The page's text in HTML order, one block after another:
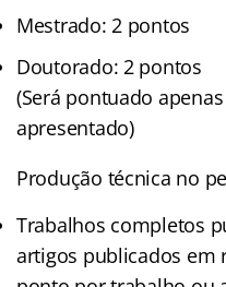
Mestrado: 2 pontos
Doutorado: 2 pontos
(Será pontuado
apresentado)
Produção técnica no
Trabalhos completos
artigos publicados em